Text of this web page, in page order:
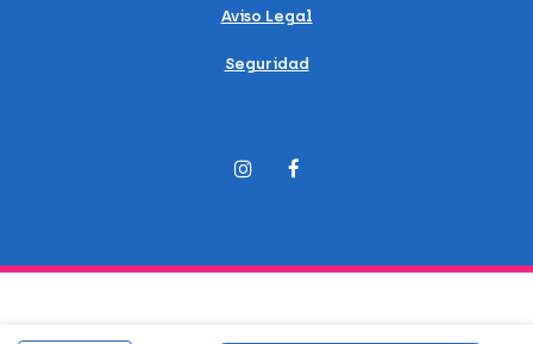
Aviso Legal
Seguridad